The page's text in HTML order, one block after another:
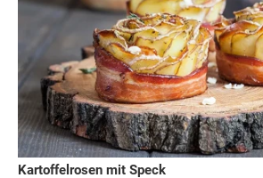
Kartoffelrosen mit Speck